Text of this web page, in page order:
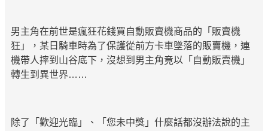
男主角在前世是瘋狂花錢買自動販賣機商品的「販賣機
狂」，某日騎車時為了保護從前方卡車墜落的販賣機，連
機帶人摔到山谷底下，沒想到男主角竟以「自動販賣機」
轉生到異世界……
除了「歡迎光臨」、「您未中獎」什麼話都沒辦法說的主